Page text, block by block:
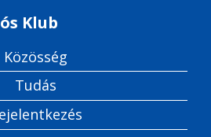
Klub
Közösség
Tudás